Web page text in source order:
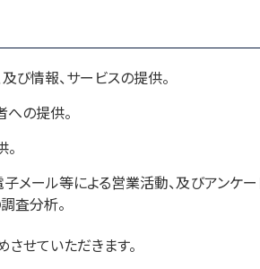
び情報、サービスの提供。
の提供。
子メール等による営業活動、及びアンケ
査分析。
せていただきます。